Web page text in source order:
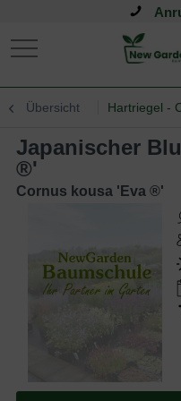
Übersicht Hartriegel -
Japanischer Blumen-Hartriegel 'Eva
®'
Cornus kousa 'Eva ®'